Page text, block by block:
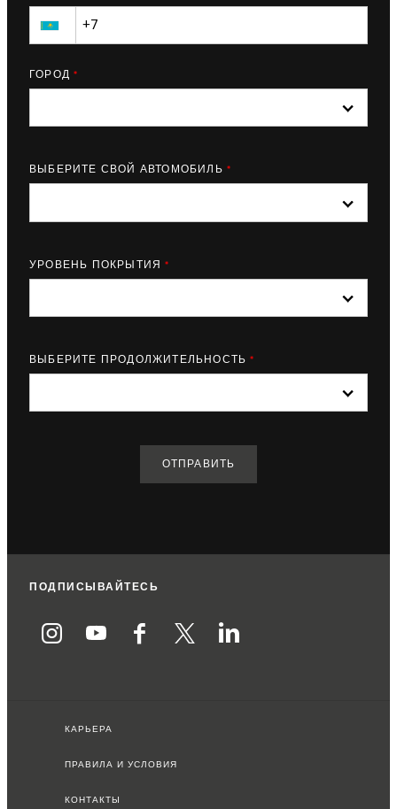
ГОРОД *
ВЫБЕРИТЕ СВОЙ АВТОМОБИЛЬ *
УРОВЕНЬ ПОКРЫТИЯ *
ВЫБЕРИТЕ ПРОДОЛЖИТЕЛЬНОСТЬ *
ПОДПИСЫВАЙТЕСЬ
КАРЬЕРА
ПРАВИЛА И УСЛОВИЯ
КОНТАКТЫ